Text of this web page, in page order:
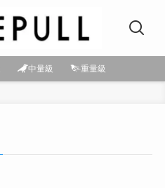
中量級 重量級